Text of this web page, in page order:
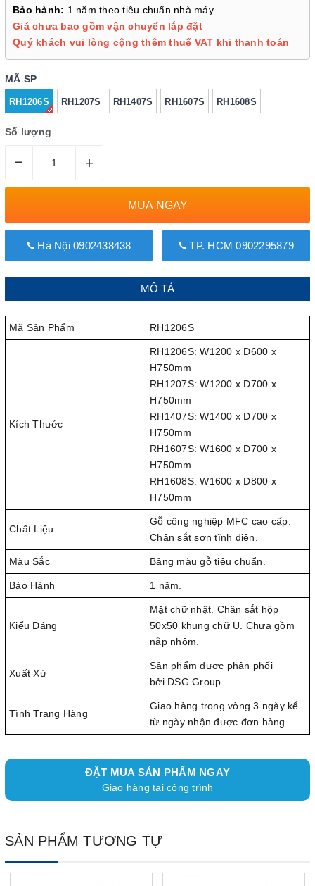
Bảo hành: 1 năm theo tiêu chuẩn nhà máy
Giá chưa bao gồm vận chuyển lắp đặt
Quý khách vui lòng cộng thêm thuế VAT khi thanh toán
MÃ SP
RH1206S RH1207S RH1407S RH1607S RH1608S
Số lượng
– +
MUA NGAY
Hà Nội 0902438438 TP. HCM 0902295879
MÔ TẢ
Mã Sản Phẩm RH1206S
Kích Thước
RH1206S: W1200 x D600 x
H750mm
RH1207S: W1200 x D700 x
H750mm
RH1407S: W1400 x D700 x
H750mm
RH1607S: W1600 x D700 x
H750mm
RH1608S: W1600 x D800 x
H750mm
Chất Liệu
Gỗ công nghiệp MFC cao cấp.
Chân sắt sơn tĩnh điện.
Màu Sắc Bảng màu gỗ tiêu chuẩn.
Bảo Hành 1 năm.
Kiểu Dáng
Mặt chữ nhật. Chân sắt hộp
50x50 khung chữ U. Chưa gồm
nắp nhôm.
Xuất Xứ
Sản phẩm được phân phối
bởi DSG Group.
Tình Trạng Hàng
Giao hàng trong vòng 3 ngày kể
từ ngày nhận được đơn hàng.
ĐẶT MUA SẢN PHẨM NGAY
Giao hàng tại công trình
SẢN PHẨM TƯƠNG TỰ